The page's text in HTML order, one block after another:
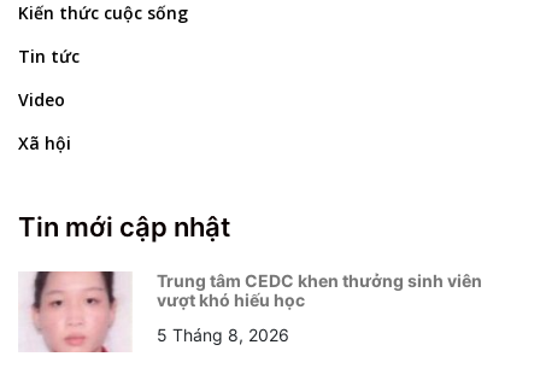
Kiến thức cuộc sống
Tin tức
Video
Xã hội
Tin mới cập nhật
Trung tâm CEDC khen thưởng sinh viên
vượt khó hiếu học
5 Tháng 8, 2026